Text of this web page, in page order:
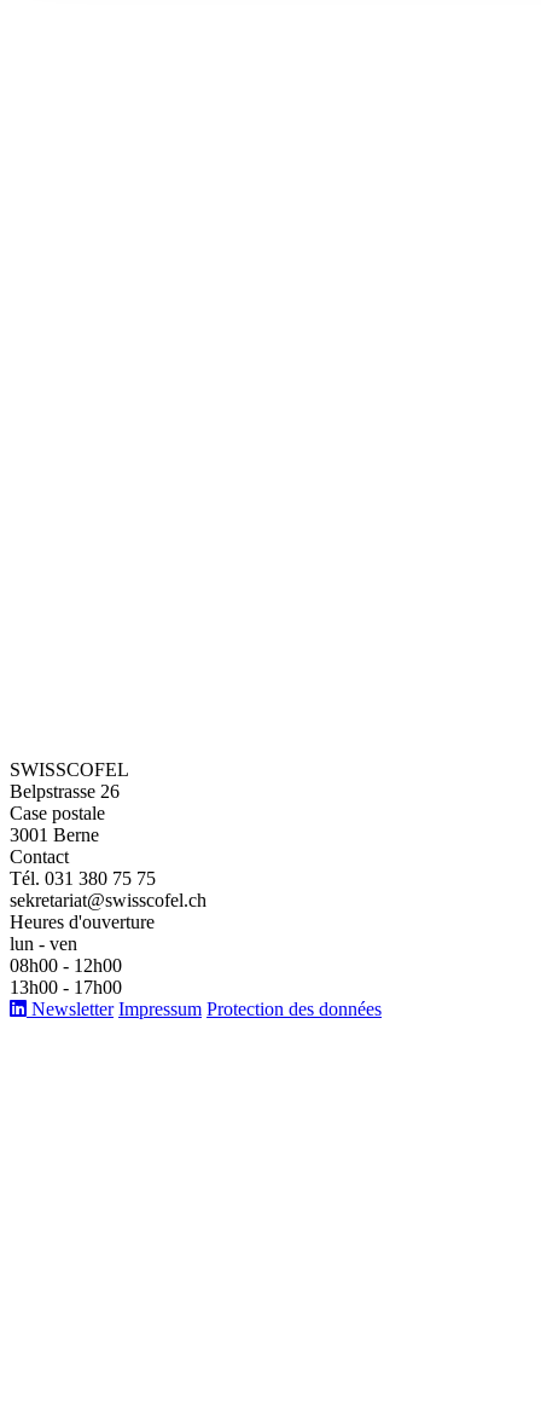
SWISSCOFEL
Belpstrasse 26
Case postale
3001 Berne
Contact
Tél. 031 380 75 75
sekretariat@swisscofel.ch
Heures d'ouverture
lun - ven
08h00 - 12h00
13h00 - 17h00
Newsletter Impressum Protection des données